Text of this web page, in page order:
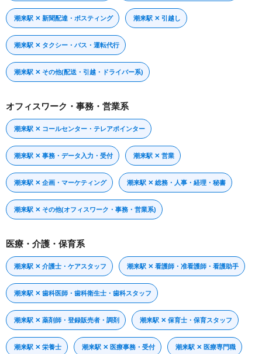
潮来駅 ✕ 新聞配達・ポスティング 潮来駅 ✕ 引越し
潮来駅 ✕ タクシー・バス・運転代行
潮来駅 ✕ その他(配送・引越・ドライバー系)
オフィスワーク・事務・営業系
潮来駅 ✕ コールセンター・テレアポインター
潮来駅 ✕ 事務・データ入力・受付 潮来駅 ✕ 営業
潮来駅 ✕ 企画・マーケティング 潮来駅 ✕ 総務・人事・経理・秘書
潮来駅 ✕ その他(オフィスワーク・事務・営業系)
医療・介護・保育系
潮来駅 ✕ 介護士・ケアスタッフ 潮来駅 ✕ 看護師・准看護師・看護助手
潮来駅 ✕ 歯科医師・歯科衛生士・歯科スタッフ
潮来駅 ✕ 薬剤師・登録販売者・調剤 潮来駅 ✕ 保育士・保育スタッフ
潮来駅 ✕ 栄養士 潮来駅 ✕ 医療事務・受付 潮来駅 ✕ 医療専門職